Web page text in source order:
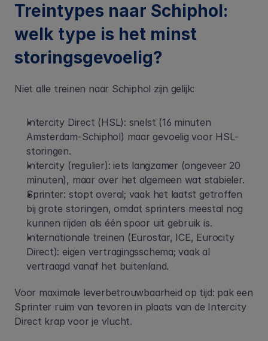
Treintypes naar Schiphol:
welk type is het minst
storingsgevoelig?
Niet alle treinen naar Schiphol zijn gelijk:
Intercity Direct (HSL): snelst (16 minuten
Amsterdam-Schiphol) maar gevoelig voor HSL-
storingen.
Intercity (regulier): iets langzamer (ongeveer 20
minuten), maar over het algemeen wat stabieler.
Sprinter: stopt overal; vaak het laatst getroffen
bij grote storingen, omdat sprinters meestal nog
kunnen rijden als één spoor uit gebruik is.
Internationale treinen (Eurostar, ICE, Eurocity
Direct): eigen vertragingsschema; vaak al
vertraagd vanaf het buitenland.
Voor maximale leverbetrouwbaarheid op tijd: pak een
Sprinter ruim van tevoren in plaats van de Intercity
Direct krap voor je vlucht.